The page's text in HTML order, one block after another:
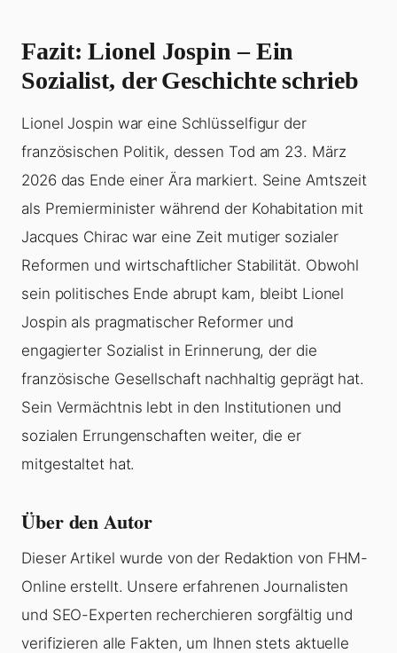
Fazit: Lionel Jospin – Ein
Sozialist, der Geschichte schrieb
Lionel Jospin war eine Schlüsselfigur der
französischen Politik, dessen Tod am 23. März
2026 das Ende einer Ära markiert. Seine Amtszeit
als Premierminister während der Kohabitation mit
Jacques Chirac war eine Zeit mutiger sozialer
Reformen und wirtschaftlicher Stabilität. Obwohl
sein politisches Ende abrupt kam, bleibt Lionel
Jospin als pragmatischer Reformer und
engagierter Sozialist in Erinnerung, der die
französische Gesellschaft nachhaltig geprägt hat.
Sein Vermächtnis lebt in den Institutionen und
sozialen Errungenschaften weiter, die er
mitgestaltet hat.
Über den Autor
Dieser Artikel wurde von der Redaktion von FHM-
Online erstellt. Unsere erfahrenen Journalisten
und SEO-Experten recherchieren sorgfältig und
verifizieren alle Fakten, um Ihnen stets aktuelle